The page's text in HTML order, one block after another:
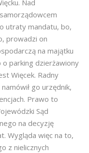
Nad
utraty mandatu, bo,
prowadzi on
na majątku
o parking dzierżawiony
Więcek. Radny
go urzędnik,
Prawo to
Sąd
na decyzję
Wygląda więc na to,
z nielicznych